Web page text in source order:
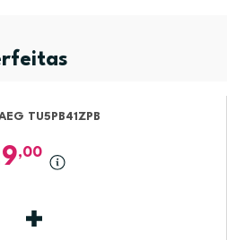
TU5PB41ZPB
,00